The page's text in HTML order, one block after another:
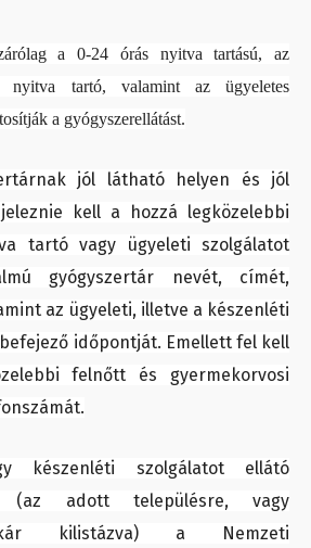
a 0-24 órás nyitva tartású, az
nyitva tartó, valamint az ügyeletes
a gyógyszerellátást.
jól látható helyen és jól
kell a hozzá legközelebbi
tartó vagy ügyeleti szolgálatot
gyógyszertár nevét, címét,
az ügyeleti, illetve a készenléti
időpontját. Emellett fel kell
felnőtt és gyermekorvosi
készenléti szolgálatot ellátó
(az adott településre, vagy
kilistázva) a Nemzeti